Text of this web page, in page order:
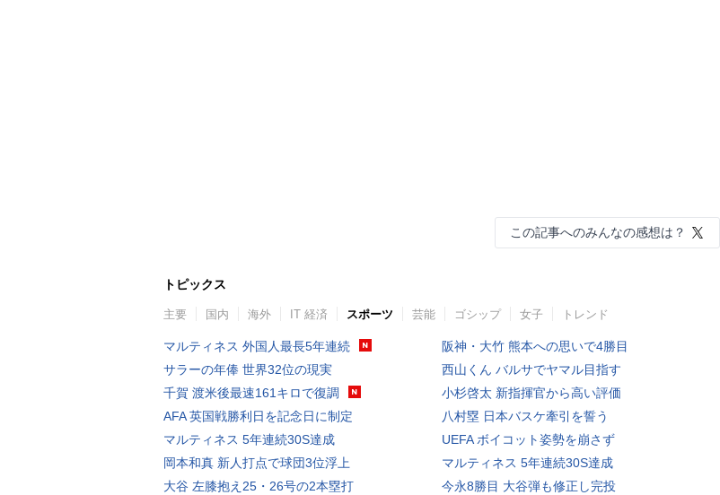
この記事へのみんなの感想は？
トピックス
主要 国内 海外 IT 経済 スポーツ 芸能 ゴシップ 女子 トレンド
マルティネス 外国人最長5年連続
サラーの年俸 世界32位の現実
千賀 渡米後最速161キロで復調
AFA 英国戦勝利日を記念日に制定
マルティネス 5年連続30S達成
岡本和真 新人打点で球団3位浮上
大谷 左膝抱え25・26号の2本塁打
阪神・大竹 熊本への思いで4勝目
西山くん バルサでヤマル目指す
小杉啓太 新指揮官から高い評価
八村塁 日本バスケ牽引を誓う
UEFA ボイコット姿勢を崩さず
マルティネス 5年連続30S達成
今永8勝目 大谷弾も修正し完投